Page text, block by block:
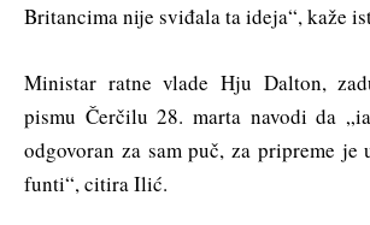
Britancima nije sviđala ta ideja“, kaže
Ministar ratne vlade Hju Dalton,
pismu Čerčilu 28. marta navodi da
odgovoran za sam puč, za pripreme je
funti“, citira Ilić.